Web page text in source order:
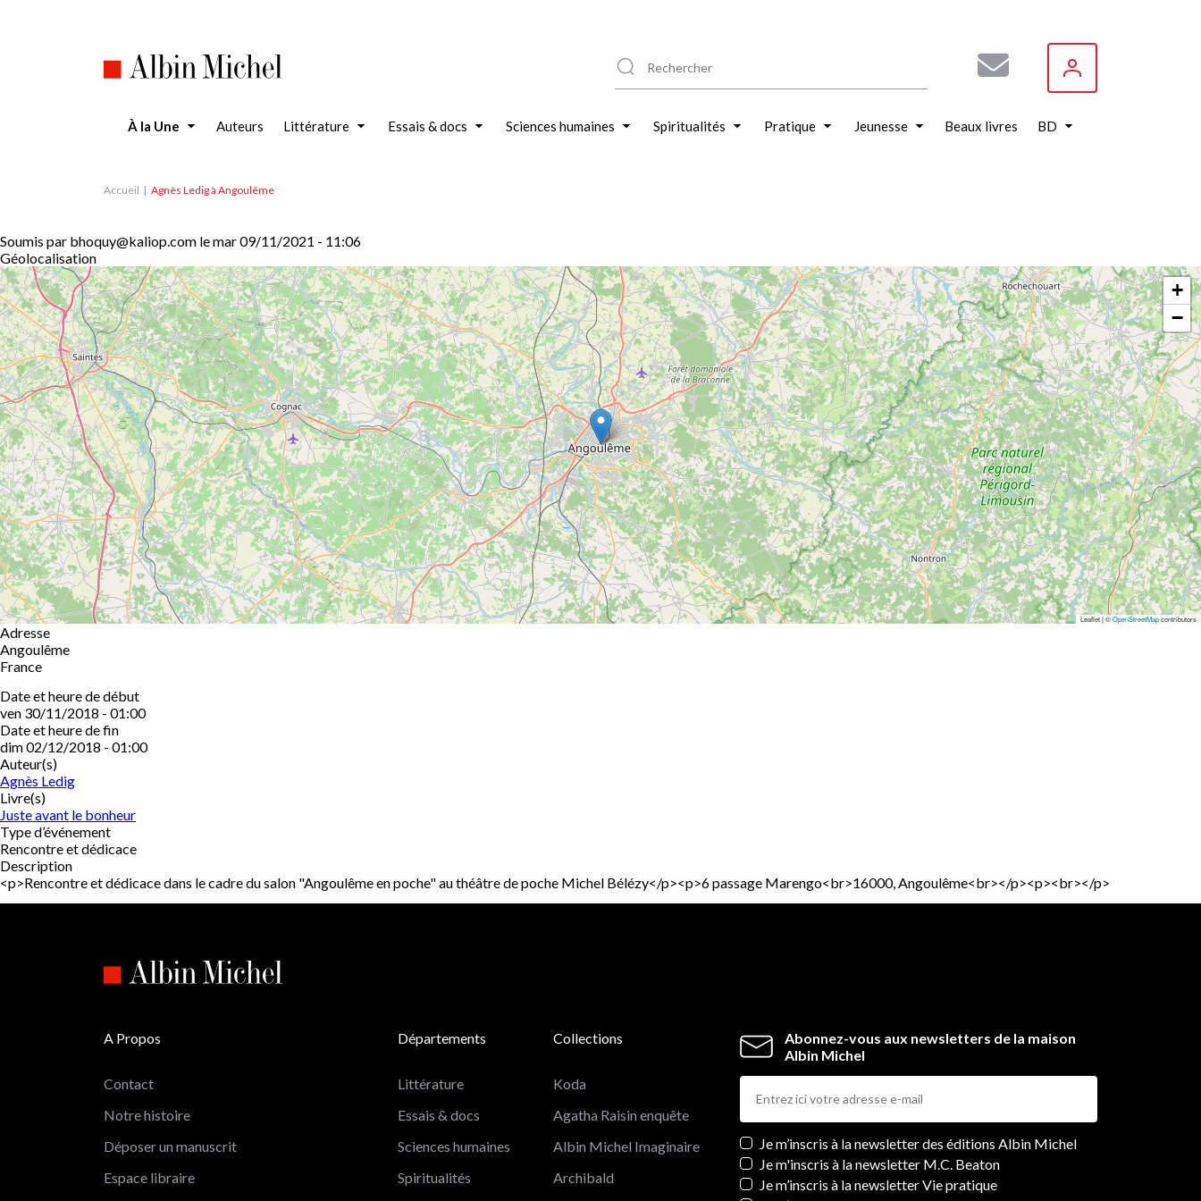
À la Une Auteurs Littérature Essais & docs Sciences humaines Spiritualités Pratique Jeunesse Beaux livres BD
Accueil Agnès Ledig à Angoulême
Soumis par bhoquy@kaliop.com lemar 09/11/2021 - 11:06
Géolocalisation
+
−
Leaflet | ©OpenStreetMapcontributors
Adresse
Angoulême
France
Date et heure de début
ven 30/11/2018 - 01:00
Date et heure de fin
dim 02/12/2018 - 01:00
Auteur(s)
Agnès Ledig
Livre(s)
Juste avant le bonheur
Type d’événement
Rencontre et dédicace
Description
<p>Rencontre et dédicace dans le cadre du salon "Angoulême en poche" au théâtre de poche Michel Bélézy</p><p>6 passage Marengo<br>16000, Angoulême<br></p><p><br></p>
Abonnez-vous aux newsletters de la maison
Albin Michel
Newsletters
Je m’inscris à la newsletter des éditions Albin Michel
Je m'inscris à la newsletter M.C. Beaton
Je m’inscris à la newsletter Vie pratique
A Propos
Contact
Notre histoire
Déposer un manuscrit
Espace libraire
Départements
Littérature
Essais & docs
Sciences humaines
Spiritualités
Collections
Koda
Agatha Raisin enquête
Albin Michel Imaginaire
Archibald